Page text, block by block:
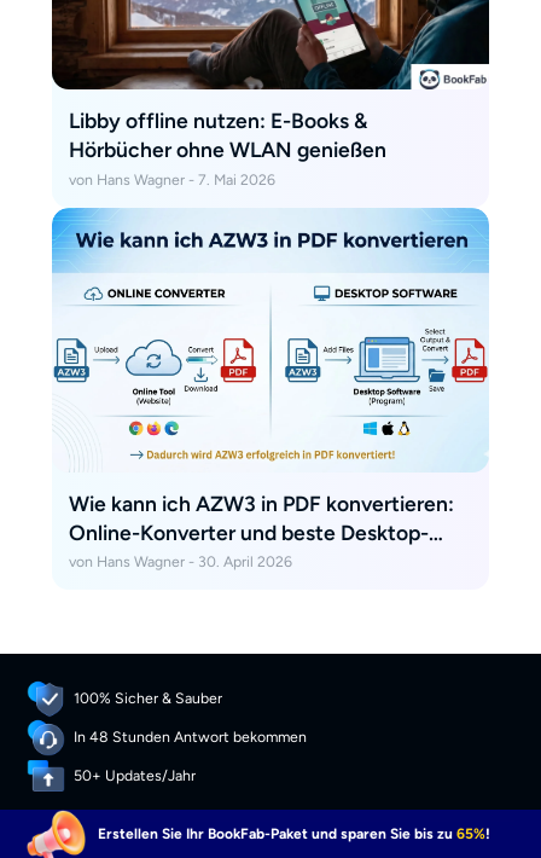
Libby offline nutzen: E-Books &
Hörbücher ohne WLAN genießen
von Hans Wagner - 7. Mai 2026
Wie kann ich AZW3 in PDF konvertieren:
Online-Konverter und beste Desktop-
Methode
von Hans Wagner - 30. April 2026
100% Sicher & Sauber
In 48 Stunden Antwort bekommen
50+ Updates/Jahr
Erstellen Sie Ihr BookFab-Paket und sparen Sie bis zu65%!